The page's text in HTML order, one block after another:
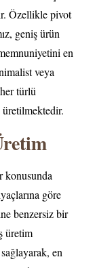
Özellikle pivot
geniş ürün
en
veya
türlü
üretilmektedir.
konusunda
göre
benzersiz bir
üretim
en